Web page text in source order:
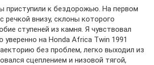
приступили к бездорожью. На первом
речкой внизу, склоны которого
ступеней из камня. Я чувствовал
уверенно на Honda Africa Twin 1991
без проблем, легко выходил из
сцеплением и низовой тягой,